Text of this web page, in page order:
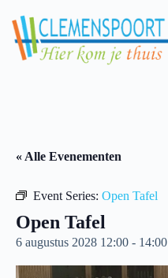
content
« Alle Evenementen
Event Series: Open Tafel
Open Tafel
6 augustus 2028 12:00 - 14:00